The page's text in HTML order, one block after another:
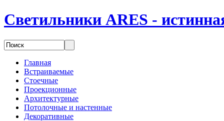
Светильники ARES -
Главная
Встраиваемые
Стоечные
Проекционные
Архитектурные
Потолочные и настенные
Декоративные